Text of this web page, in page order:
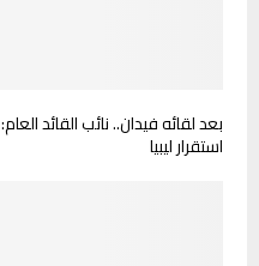
بعد لقائه فيدان.. نائب القائد
استقرار ليبيا